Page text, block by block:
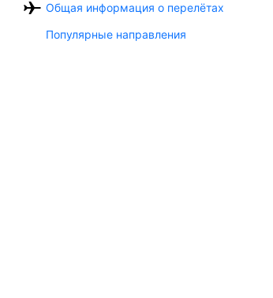
Общая информация о перелётах
Популярные направления